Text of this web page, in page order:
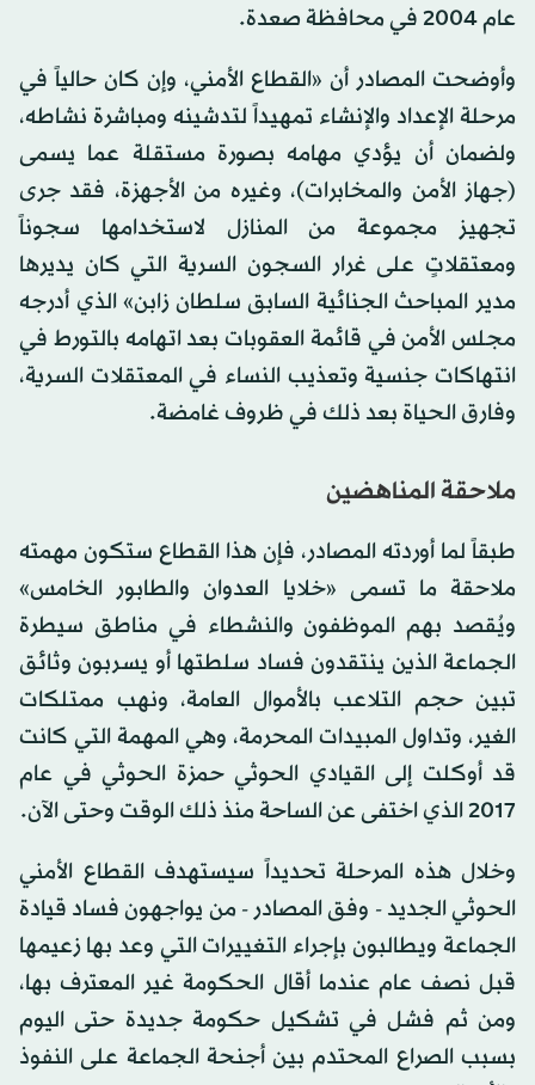
عام 2004 في محافظة صعدة.
وأوضحت المصادر أن «القطاع الأمني، وإن كان حالياً في
مرحلة الإعداد والإنشاء تمهيداً لتدشينه ومباشرة نشاطه،
ولضمان أن يؤدي مهامه بصورة مستقلة عما يسمى
(جهاز الأمن والمخابرات)، وغيره من الأجهزة، فقد جرى
تجهيز مجموعة من المنازل لاستخدامها سجوناً
ومعتقلاتٍ على غرار السجون السرية التي كان يديرها
مدير المباحث الجنائية السابق سلطان زابن» الذي أدرجه
مجلس الأمن في قائمة العقوبات بعد اتهامه بالتورط في
انتهاكات جنسية وتعذيب النساء في المعتقلات السرية،
وفارق الحياة بعد ذلك في ظروف غامضة.
ملاحقة المناهضين
طبقاً لما أوردته المصادر، فإن هذا القطاع ستكون مهمته
ملاحقة ما تسمى «خلايا العدوان والطابور الخامس»
ويُقصد بهم الموظفون والنشطاء في مناطق سيطرة
الجماعة الذين ينتقدون فساد سلطتها أو يسربون وثائق
تبين حجم التلاعب بالأموال العامة، ونهب ممتلكات
الغير، وتداول المبيدات المحرمة، وهي المهمة التي كانت
قد أوكلت إلى القيادي الحوثي حمزة الحوثي في عام
2017 الذي اختفى عن الساحة منذ ذلك الوقت وحتى الآن.
وخلال هذه المرحلة تحديداً سيستهدف القطاع الأمني
الحوثي الجديد - وفق المصادر - من يواجهون فساد قيادة
الجماعة ويطالبون بإجراء التغييرات التي وعد بها زعيمها
قبل نصف عام عندما أقال الحكومة غير المعترف بها،
ومن ثم فشل في تشكيل حكومة جديدة حتى اليوم
بسبب الصراع المحتدم بين أجنحة الجماعة على النفوذ